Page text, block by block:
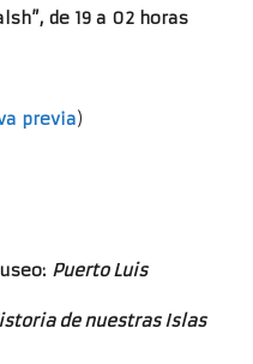
de 19 a 02 horas
previa)
Puerto Luis
de nuestras Islas